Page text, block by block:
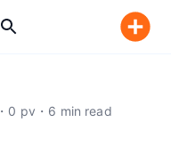
・ 0 pv ・ 6 min read